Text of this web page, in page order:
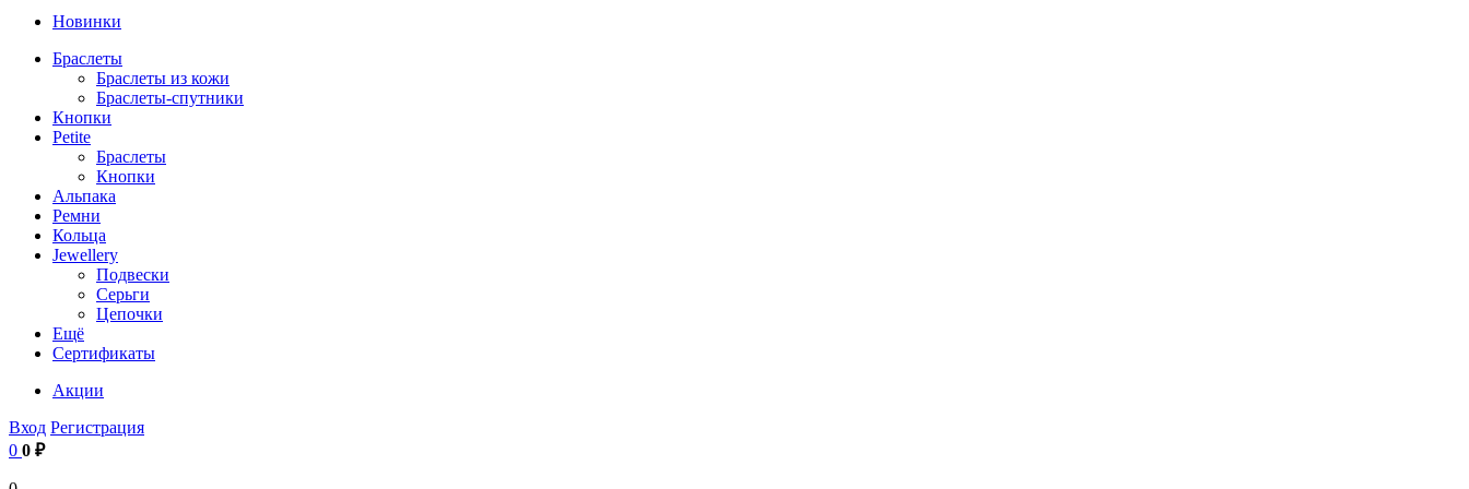
Новинки
Браслеты
Браслеты из кожи
Браслеты-спутники
Кнопки
Petite
Браслеты
Кнопки
Альпака
Ремни
Кольца
Jewellery
Подвески
Серьги
Цепочки
Ещё
Сертификаты
Акции
Вход Регистрация
0 0 ₽